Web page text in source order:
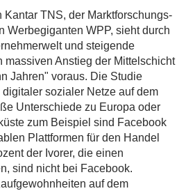
Kantar TNS, der Marktforschungs-
Werbegiganten WPP, sieht durch
und steigende
massiven Anstieg der Mittelschicht
Jahren" voraus. Die Studie
sozialer Netze auf dem
Unterschiede zu Europa oder
zum Beispiel sind Facebook
Plattformen für den Handel
der Ivorer, die einen
sind nicht bei Facebook.
auf dem